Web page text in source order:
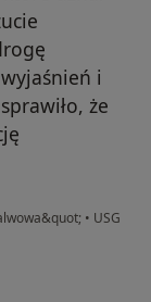
i
że
• USG